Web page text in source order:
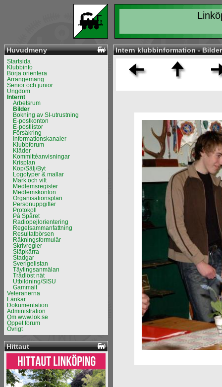
Huvudmeny
Startsida
Klubbinfo
Börja orientera
Arrangemang
Senior och junior
Ungdom
Internt
Arbetsrum
Bilder
Bokning av SI-utrustning
E-postkonton
E-postlistor
Försäkring
Informationskanaler
Klubbforum
Kläder
Kommittéanvisningar
Krisplan
Köp/Sälj/Byt
Logotyper & mallar
Mark och vilt
Medlemsregister
Medlemskonton
Organisationsplan
Personuppgifter
Protokoll
På Spåret
Radiopejlorientering
Regelsammanfattning
Resultatbörsen
Räkningsformulär
Skrivregler
Släpkärra
Stadgar
Sverigelistan
Tävlingsanmälan
Trådlöst nät
Utbildning/SISU
Gammalt
Veteranerna
Länkar
Dokumentation
Administration
Om www.lok.se
Öppet forum
Övrigt
Hittaut
Intern klubbinformation - Bilder